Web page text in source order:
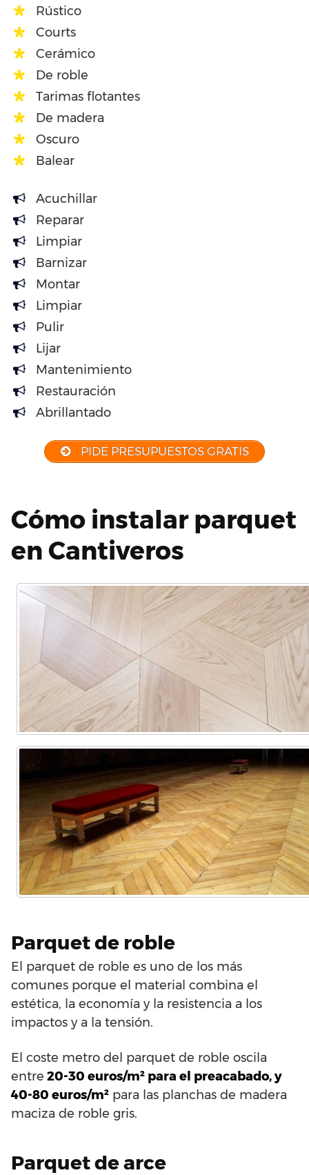
Rústico
Courts
Cerámico
De roble
Tarimas flotantes
De madera
Oscuro
Balear
Acuchillar
Reparar
Limpiar
Barnizar
Montar
Limpiar
Pulir
Lijar
Mantenimiento
Restauración
Abrillantado
PIDE PRESUPUESTOS GRATIS
Cómo instalar parquet
en Cantiveros
Parquet de roble
El parquet de roble es uno de los más
comunes porque el material combina el
estética, la economía y la resistencia a los
impactos y a la tensión.
El coste metro del parquet de roble oscila
entre 20-30 euros/m² para el preacabado, y
40-80 euros/m² para las planchas de madera
maciza de roble gris.
Parquet de arce